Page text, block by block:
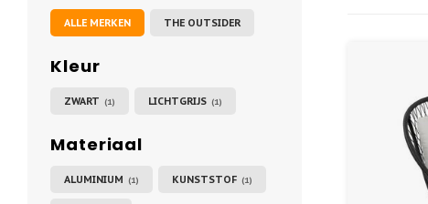
ALLE MERKEN THE OUTSIDER
Kleur
ZWART (1) LICHTGRIJS (1)
Materiaal
ALUMINIUM (1) KUNSTSTOF (1)